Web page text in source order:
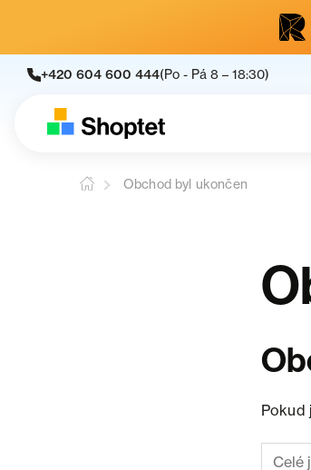
+420 604 600 444(Po - Pá 8 – 18:30)
Obchod byl ukončen
Pokud